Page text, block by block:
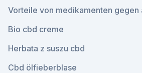
Vorteile von medikamenten gegen
Bio cbd creme
Herbata z suszu cbd
Cbd ölfieberblase